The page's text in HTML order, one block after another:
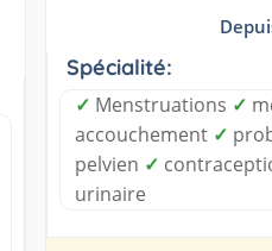
Spécialité:
✓ Menstruations ✓
accouchement ✓
pelvien ✓
urinaire